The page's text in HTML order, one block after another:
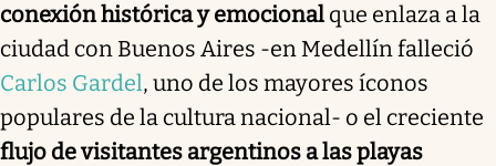
conexión histórica y emocional que enlaza a la
ciudad con Buenos Aires -en Medellín falleció
Carlos Gardel, uno de los mayores íconos
populares de la cultura nacional- o el creciente
flujo de visitantes argentinos a las playas